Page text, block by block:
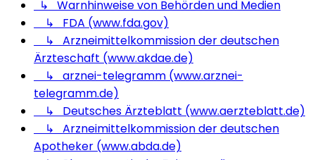
↳ Warnhinweise von Behörden und Medien
↳ FDA (www.fda.gov)
↳ Arzneimittelkommission der deutschen
Ärzteschaft (www.akdae.de)
↳ arznei-telegramm (www.arznei-
telegramm.de)
↳ Deutsches Ärzteblatt (www.aerzteblatt.de)
↳ Arzneimittelkommission der deutschen
Apotheker (www.abda.de)